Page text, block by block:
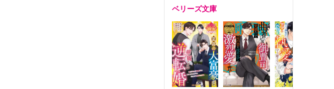
ベリーズ文庫